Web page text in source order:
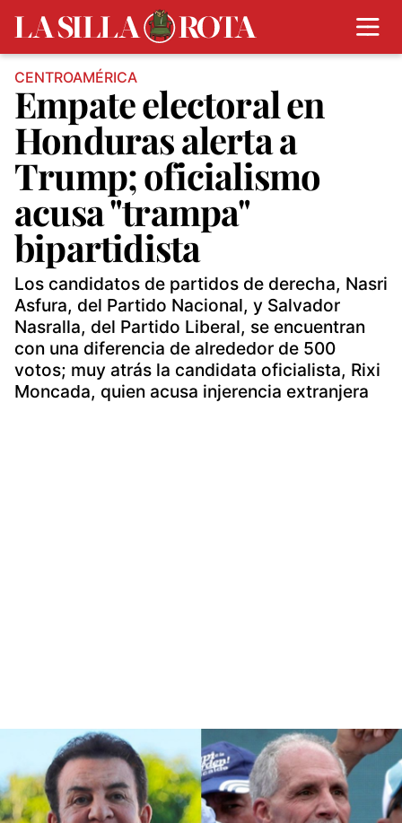
CENTROAMÉRICA
Empate electoral en
Honduras alerta a
Trump; oficialismo
acusa "trampa"
bipartidista
Los candidatos de partidos de derecha, Nasri
Asfura, del Partido Nacional, y Salvador
Nasralla, del Partido Liberal, se encuentran
con una diferencia de alrededor de 500
votos; muy atrás la candidata oficialista, Rixi
Moncada, quien acusa injerencia extranjera